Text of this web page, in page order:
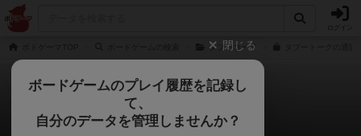
タブーコード
タブートーク
うらまこさんのレビュー
閉じる
ボードゲームのプレイ履歴を記録し
て、
自分のデータを管理しませんか？